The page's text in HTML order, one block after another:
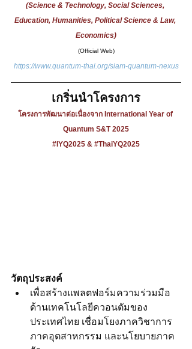
(Science & Technology, Social Sciences,
Education, Humanities, Political Science & Law,
Economics)
(Official Web)
https://www.quantum-thai.org/siam-quantum-nexus
เกริ่นนำโครงการ
โครงการพัฒนาต่อเนื่องจาก International Year of
Quantum S&T 2025
#IYQ2025 & #ThaiYQ2025
วัตถุประสงค์
เพื่อสร้างแพลตฟอร์มความร่วมมือ
ด้านเทคโนโลยีควอนตัมของ
ประเทศไทย เชื่อมโยงภาควิชาการ
ภาคอุตสาหกรรม และนโยบายภาค